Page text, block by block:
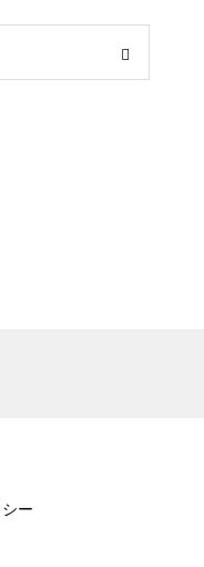
ー